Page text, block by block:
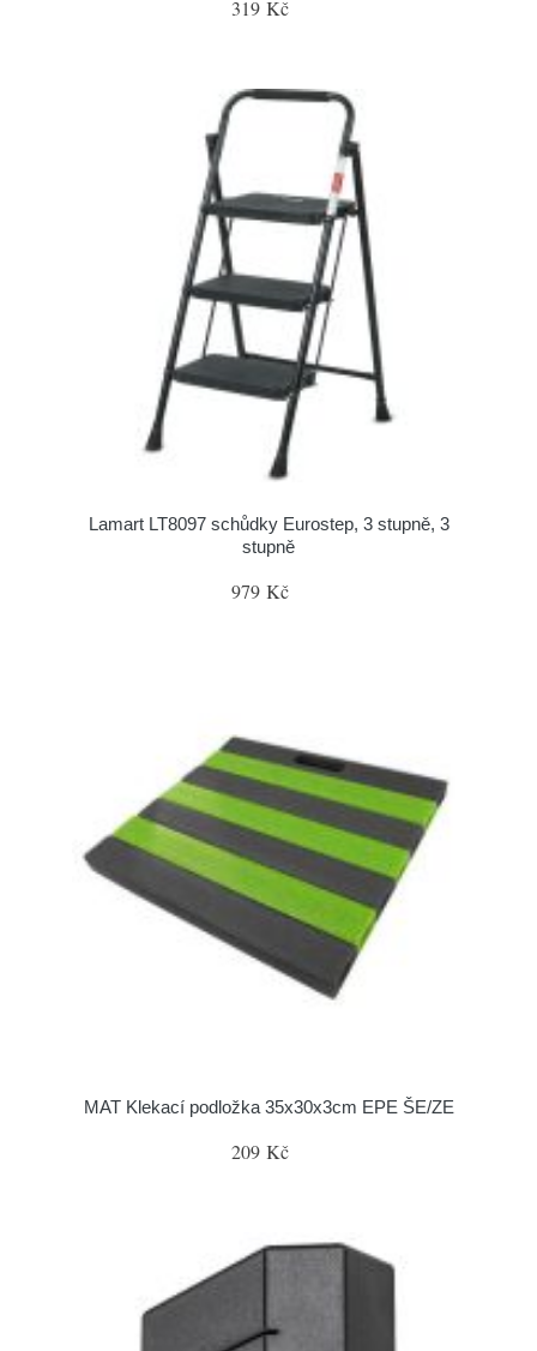
319 Kč
Lamart LT8097 schůdky Eurostep, 3 stupně, 3
stupně
979 Kč
MAT Klekací podložka 35x30x3cm EPE ŠE/ZE
209 Kč